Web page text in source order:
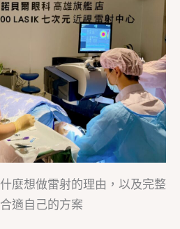
麼想做雷射的理由，以及完整
適自己的方案